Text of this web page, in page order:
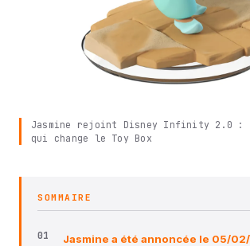
Jasmine rejoint Disney Infinity 2.0 :
qui change le Toy Box
SOMMAIRE
Jasmine a été annoncée le 05/02/